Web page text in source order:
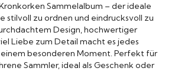
Sammelalbum – der ideale
stilvoll zu ordnen und eindrucksvoll zu
Design, hochwertiger
Liebe zum Detail macht es jedes
besonderen Moment. Perfekt für
Sammler, ideal als Geschenk oder